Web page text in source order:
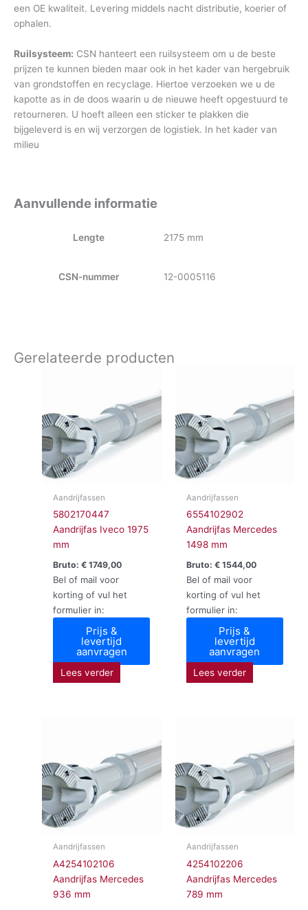
een OE kwaliteit. Levering middels nacht distributie, koerier of
ophalen.
Ruilsysteem: CSN hanteert een ruilsysteem om u de beste
prijzen te kunnen bieden maar ook in het kader van hergebruik
van grondstoffen en recyclage. Hiertoe verzoeken we u de
kapotte as in de doos waarin u de nieuwe heeft opgestuurd te
retourneren. U hoeft alleen een sticker te plakken die
bijgeleverd is en wij verzorgen de logistiek. In het kader van
milieu
Aanvullende informatie
Lengte 2175 mm
CSN-nummer 12-0005116
Gerelateerde producten
Aandrijfassen
5802170447
Aandrijfas Iveco 1975
mm
Bruto:€ 1749,00
Bel of mail voor
korting of vul het
formulier in:
Prijs &
levertijd
aanvragen
Lees verder
Aandrijfassen
6554102902
Aandrijfas Mercedes
1498 mm
Bruto: €1544,00
Bel of mail voor
korting of vul het
formulier in:
Prijs &
levertijd
aanvragen
Lees verder
Aandrijfassen
A4254102106
Aandrijfas Mercedes
936 mm
Aandrijfassen
4254102206
Aandrijfas Mercedes
789 mm